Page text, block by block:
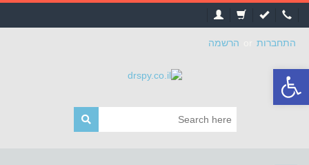
התחברות הרשמה
סרגל
נגישות